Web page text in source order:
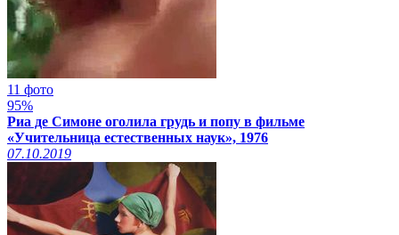
11 фото
95%
Риа де Симоне оголила грудь и попу в фильме
«Учительница естественных наук», 1976
07.10.2019